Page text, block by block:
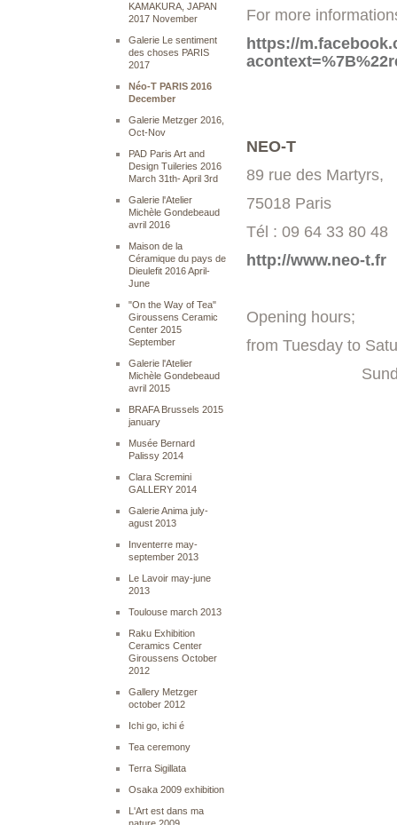
KAMAKURA, JAPAN
2017 November
Galerie Le sentiment
des choses PARIS
2017
Néo-T PARIS 2016
December
Galerie Metzger 2016,
Oct-Nov
PAD Paris Art and
Design Tuileries 2016
March 31th- April 3rd
Galerie l'Atelier
Michèle Gondebeaud
avril 2016
Maison de la
Céramique du pays de
Dieulefit 2016 April-
June
"On the Way of Tea"
Giroussens Ceramic
Center 2015
September
Galerie l'Atelier
Michèle Gondebeaud
avril 2015
BRAFA Brussels 2015
january
Musée Bernard
Palissy 2014
Clara Scremini
GALLERY 2014
Galerie Anima july-
agust 2013
Inventerre may-
september 2013
Le Lavoir may-june
2013
Toulouse march 2013
Raku Exhibition
Ceramics Center
Giroussens October
2012
Gallery Metzger
october 2012
Ichi go, ichi é
Tea ceremony
Terra Sigillata
Osaka 2009 exhibition
L'Art est dans ma
For more
https://
NEO-T
89 rue des Martyrs,
75018 Paris
Tél : 09 64 33 80 48
http://www.neo-t.fr
Opening hours;
from Tuesday to
Sunday